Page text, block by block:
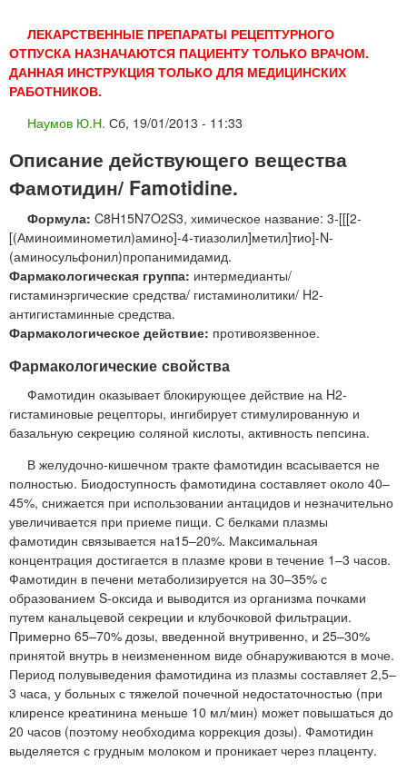
ЛЕКАРСТВЕННЫЕ ПРЕПАРАТЫ РЕЦЕПТУРНОГО
ОТПУСКА НАЗНАЧАЮТСЯ ПАЦИЕНТУ ТОЛЬКО ВРАЧОМ.
ДАННАЯ ИНСТРУКЦИЯ ТОЛЬКО ДЛЯ МЕДИЦИНСКИХ
РАБОТНИКОВ.
Наумов Ю.Н. Сб, 19/01/2013 - 11:33
Описание действующего вещества
Фамотидин/ Famotidine.
Формула: C8H15N7O2S3, химическое название: 3-[[[2-
[(Аминоиминометил)амино]-4-тиазолил]метил]тио]-N-
(аминосульфонил)пропанимидамид.
Фармакологическая группа: интермедианты/
гистаминэргические средства/ гистаминолитики/ H2-
антигистаминные средства.
Фармакологическое действие: противоязвенное.
Фармакологические свойства
Фамотидин оказывает блокирующее действие на H2-
гистаминовые рецепторы, ингибирует стимулированную и
базальную секрецию соляной кислоты, активность пепсина.
В желудочно-кишечном тракте фамотидин всасывается не
полностью. Биодоступность фамотидина составляет около 40–
45%, снижается при использовании антацидов и незначительно
увеличивается при приеме пищи. С белками плазмы
фамотидин связывается на15–20%. Максимальная
концентрация достигается в плазме крови в течение 1–3 часов.
Фамотидин в печени метаболизируется на 30–35% с
образованием S-оксида и выводится из организма почками
путем канальцевой секреции и клубочковой фильтрации.
Примерно 65–70% дозы, введенной внутривенно, и 25–30%
принятой внутрь в неизмененном виде обнаруживаются в моче.
Период полувыведения фамотидина из плазмы составляет 2,5–
3 часа, у больных с тяжелой почечной недостаточностью (при
клиренсе креатинина меньше 10 мл/мин) может повышаться до
20 часов (поэтому необходима коррекция дозы). Фамотидин
выделяется с грудным молоком и проникает через плаценту.